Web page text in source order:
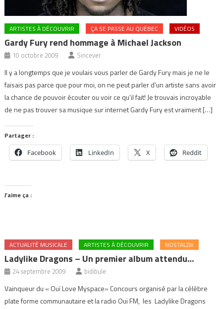
ARTISTES À DÉCOUVRIR ÇA SE PASSE AU QUÉBEC VIDÉOS
Gardy Fury rend hommage à Michael Jackson
10 octobre 2009 Sincever
Il y a longtemps que je voulais vous parler de Gardy Fury mais je ne le
faisais pas parce que pour moi, on ne peut parler d’un artiste sans avoir
la chance de pouvoir écouter ou voir ce qu’il fait! Je trouvais incroyable
de ne pas trouver sa musique sur internet Gardy Fury est vraiment […]
Partager :
Facebook LinkedIn X Reddit
J’aime ça :
ACTUALITÉ MUSICALE ARTISTES À DÉCOUVRIR NOSTALZIK
Ladylike Dragons – Un premier album attendu…
24 septembre 2009 bidibule
Vainqueur du « Ouï Love Myspace» Concours organisé par la célèbre
plate forme communautaire et la radio Oui FM, les Ladylike Dragons